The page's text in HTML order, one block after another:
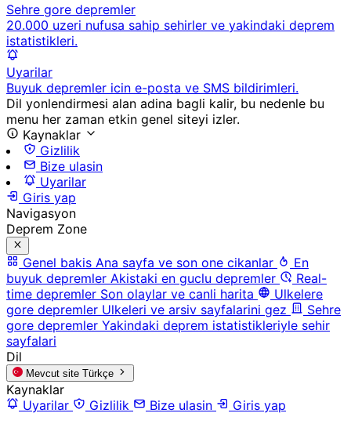
Sehre gore depremler
20.000 uzeri nufusa sahip sehirler ve yakindaki deprem
istatistikleri.
Uyarilar
Buyuk depremler icin e-posta ve SMS bildirimleri.
Dil yonlendirmesi alan adina bagli kalir, bu nedenle bu
menu her zaman etkin genel siteyi izler.
Kaynaklar
Gizlilik
Bize ulasin
Uyarilar
Giris yap
Navigasyon
Deprem Zone
Genel bakis Ana sayfa ve son one cikanlar
En
buyuk depremler Akistaki en guclu depremler
Real-
time depremler Son olaylar ve canli harita
Ulkelere
gore depremler Ulkeleri ve arsiv sayfalarini gez
Sehre
gore depremler Yakindaki deprem istatistikleriyle sehir
sayfalari
Dil
Mevcut site Türkçe
Kaynaklar
Uyarilar
Gizlilik Bize ulasin
Giris yap